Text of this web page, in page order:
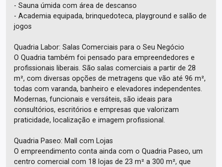
- Sauna úmida com área de descanso
- Academia equipada, brinquedoteca, playground e salão de
jogos
Quadria Labor: Salas Comerciais para o Seu Negócio
O Quadria também foi pensado para empreendedores e
profissionais liberais. São salas comerciais a partir de 28
m², com diversas opções de metragens que vão até 96 m²,
todas com varanda, banheiro e elevadores independentes.
Modernas, funcionais e versáteis, são ideais para
consultórios, escritórios e empresas que valorizam
praticidade, localização e imagem profissional.
Quadria Paseo: Mall com Lojas
O empreendimento conta ainda com o Quadria Paseo, um
centro comercial com 18 lojas de 23 m² a 300 m², que